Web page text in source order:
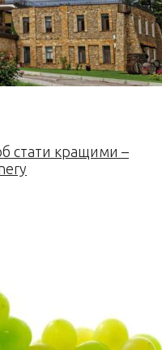
стати кращими –